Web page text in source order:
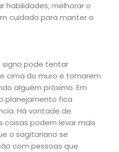
habilidades, melhorar o
cuidado para manter o
signo pode tentar
cima do muro e tomarem
alguém próximo. Em
planejamento fica
Há vontade de
coisas podem levar mais
o sagitariano se
com pessoas que